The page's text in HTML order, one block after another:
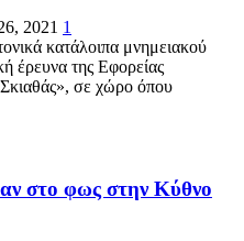
2021 1
κατάλοιπα μνημειακού
έρευνα της Εφορείας
σε χώρο όπου
στο φως στην Κύθνο